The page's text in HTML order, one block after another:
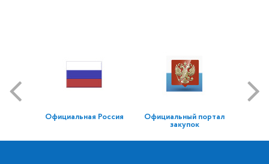
Официальная Россия Официальный портал
закупок